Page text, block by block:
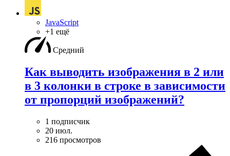
JavaScript
+1 ещё
Средний
Как выводить изображения в 2 или
в 3 колонки в строке в зависимости
от пропорций изображений?
1 подписчик
20 июл.
216 просмотров